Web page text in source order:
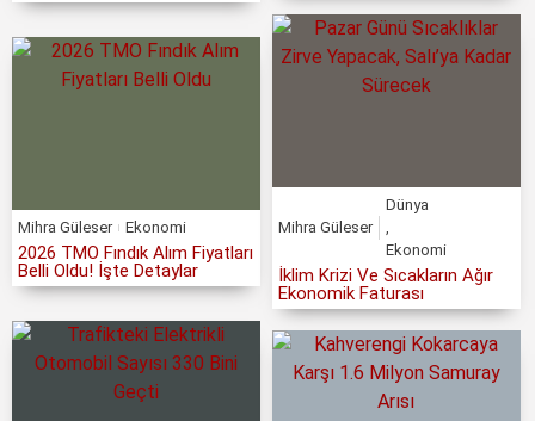
Mihra Güleser Ekonomi
2026 TMO Fındık Alım Fiyatları
Belli Oldu! İşte Detaylar
Mihra Güleser
Dünya
,
Ekonomi
İklim Krizi Ve Sıcakların Ağır
Ekonomik Faturası